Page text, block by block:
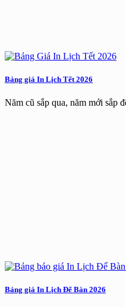
Bảng giá In Lịch Tết 2026
Năm cũ sắp qua, năm mới sắp
Bảng giá In Lịch Để Bàn 2026